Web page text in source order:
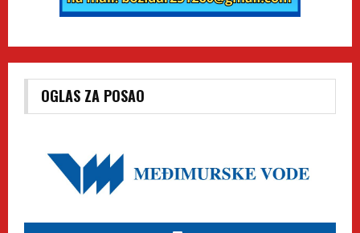
OGLAS ZA POSAO